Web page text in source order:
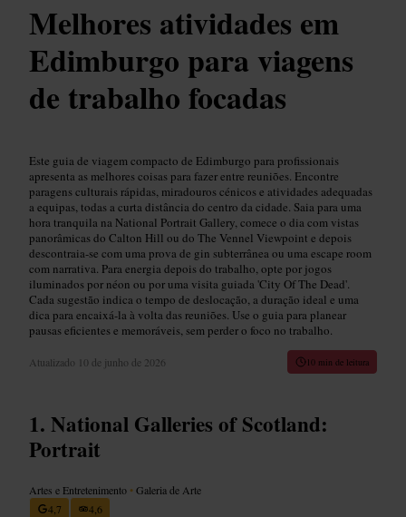
Melhores atividades em
Edimburgo para viagens
de trabalho focadas
Este guia de viagem compacto de Edimburgo para profissionais
apresenta as melhores coisas para fazer entre reuniões. Encontre
paragens culturais rápidas, miradouros cénicos e atividades adequadas
a equipas, todas a curta distância do centro da cidade. Saia para uma
hora tranquila na National Portrait Gallery, comece o dia com vistas
panorâmicas do Calton Hill ou do The Vennel Viewpoint e depois
descontraia-se com uma prova de gin subterrânea ou uma escape room
com narrativa. Para energia depois do trabalho, opte por jogos
iluminados por néon ou por uma visita guiada 'City Of The Dead'.
Cada sugestão indica o tempo de deslocação, a duração ideal e uma
dica para encaixá-la à volta das reuniões. Use o guia para planear
pausas eficientes e memoráveis, sem perder o foco no trabalho.
Atualizado 10 de junho de 2026 10 min de leitura
National Galleries of Scotland:
Portrait
Artes e Entretenimento •Galeria de Arte
4,7
4,6